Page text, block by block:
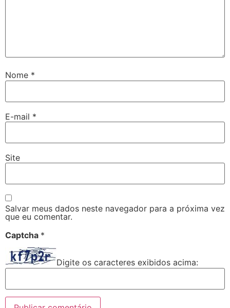
Nome *
E-mail *
Site
Salvar meus dados neste navegador para a próxima vez
que eu comentar.
Captcha *
Digite os caracteres exibidos acima: